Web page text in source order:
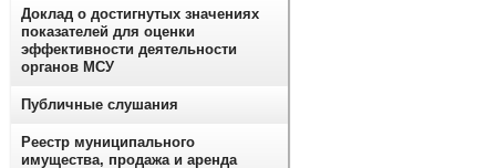
Доклад о достигнутых значениях
показателей для оценки
эффективности деятельности
органов МСУ
Публичные слушания
Реестр муниципального
имущества, продажа и аренда